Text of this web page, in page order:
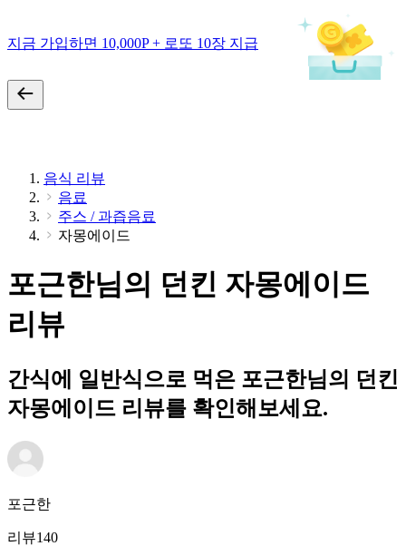
지금 가입하면 10,000P + 로또 10장 지급
음식 리뷰
음료
주스 / 과즙음료
자몽에이드
포근한님의 던킨 자몽에이드
리뷰
간식에 일반식으로 먹은 포근한님의 던킨
자몽에이드 리뷰를 확인해보세요.
포근한
리뷰140